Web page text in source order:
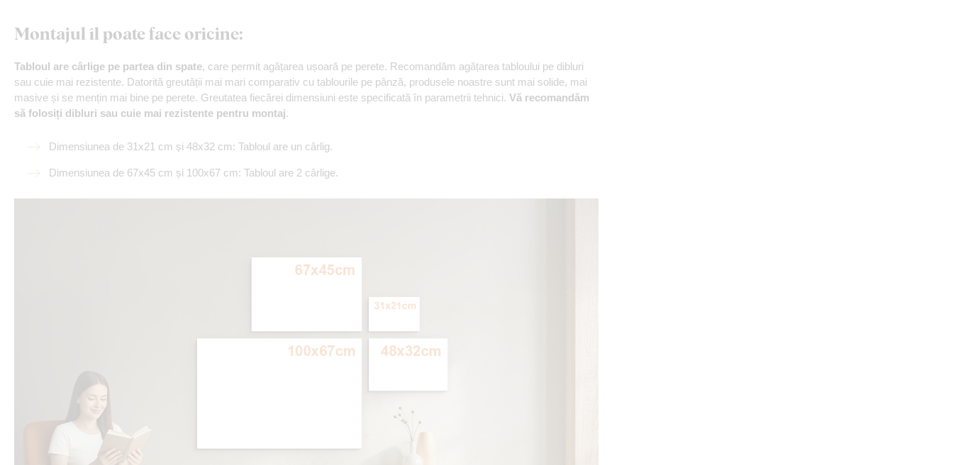
Montajul îl poate face oricine:
Tabloul are cârlige pe partea din spate, care permit agățarea ușoară pe perete. Recomandăm agățarea tabloului pe dibluri
sau cuie mai rezistente. Datorită greutății mai mari comparativ cu tablourile pe pânză, produsele noastre sunt mai solide, mai
masive și se mențin mai bine pe perete. Greutatea fiecărei dimensiuni este specificată în parametrii tehnici. Vă recomandăm
să folosiți dibluri sau cuie mai rezistente pentru montaj.
Dimensiunea de 31x21 cm și 48x32 cm: Tabloul are un cârlig.
Dimensiunea de 67x45 cm și 100x67 cm: Tabloul are 2 cârlige.